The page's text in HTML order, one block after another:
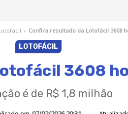
› Confira resultado da Lotofácil 3608
LOTOFÁCIL
3608
é de R$ 1,8 milhão